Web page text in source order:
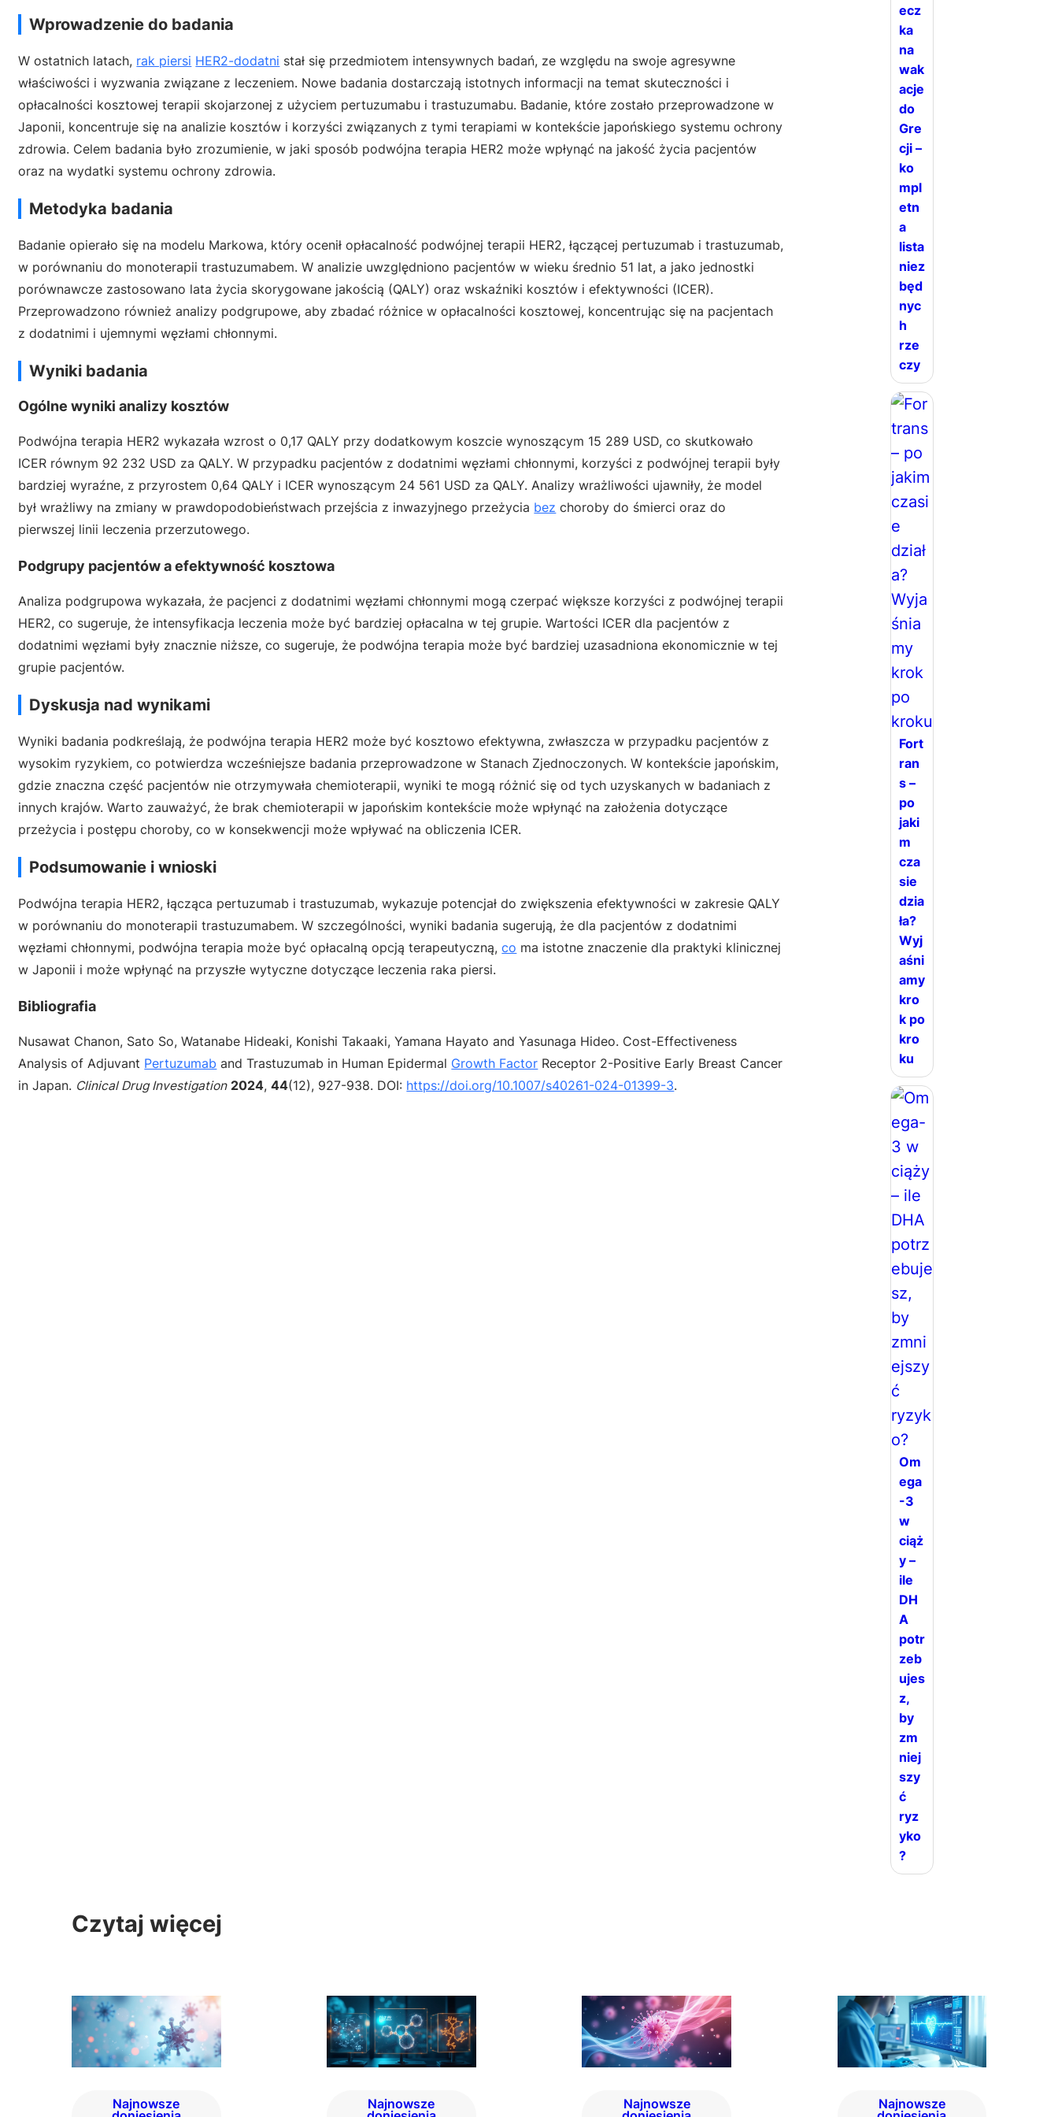
Wprowadzenie do badania
W ostatnich latach, rak piersi HER2-dodatni stał się przedmiotem intensywnych badań, ze względu na swoje agresywne
właściwości i wyzwania związane z leczeniem. Nowe badania dostarczają istotnych informacji na temat skuteczności i
opłacalności kosztowej terapii skojarzonej z użyciem pertuzumabu i trastuzumabu. Badanie, które zostało przeprowadzone w
Japonii, koncentruje się na analizie kosztów i korzyści związanych z tymi terapiami w kontekście japońskiego systemu ochrony
zdrowia. Celem badania było zrozumienie, w jaki sposób podwójna terapia HER2 może wpłynąć na jakość życia pacjentów
oraz na wydatki systemu ochrony zdrowia.
Metodyka badania
Badanie opierało się na modelu Markowa, który ocenił opłacalność podwójnej terapii HER2, łączącej pertuzumab i trastuzumab,
w porównaniu do monoterapii trastuzumabem. W analizie uwzględniono pacjentów w wieku średnio 51 lat, a jako jednostki
porównawcze zastosowano lata życia skorygowane jakością (QALY) oraz wskaźniki kosztów i efektywności (ICER).
Przeprowadzono również analizy podgrupowe, aby zbadać różnice w opłacalności kosztowej, koncentrując się na pacjentach
z dodatnimi i ujemnymi węzłami chłonnymi.
Wyniki badania
Ogólne wyniki analizy kosztów
Podwójna terapia HER2 wykazała wzrost o 0,17 QALY przy dodatkowym koszcie wynoszącym 15 289 USD, co skutkowało
ICER równym 92 232 USD za QALY. W przypadku pacjentów z dodatnimi węzłami chłonnymi, korzyści z podwójnej terapii były
bardziej wyraźne, z przyrostem 0,64 QALY i ICER wynoszącym 24 561 USD za QALY. Analizy wrażliwości ujawniły, że model
był wrażliwy na zmiany w prawdopodobieństwach przejścia z inwazyjnego przeżycia bez choroby do śmierci oraz do
pierwszej linii leczenia przerzutowego.
Podgrupy pacjentów a efektywność kosztowa
Analiza podgrupowa wykazała, że pacjenci z dodatnimi węzłami chłonnymi mogą czerpać większe korzyści z podwójnej terapii
HER2, co sugeruje, że intensyfikacja leczenia może być bardziej opłacalna w tej grupie. Wartości ICER dla pacjentów z
dodatnimi węzłami były znacznie niższe, co sugeruje, że podwójna terapia może być bardziej uzasadniona ekonomicznie w tej
grupie pacjentów.
Dyskusja nad wynikami
Wyniki badania podkreślają, że podwójna terapia HER2 może być kosztowo efektywna, zwłaszcza w przypadku pacjentów z
wysokim ryzykiem, co potwierdza wcześniejsze badania przeprowadzone w Stanach Zjednoczonych. W kontekście japońskim,
gdzie znaczna część pacjentów nie otrzymywała chemioterapii, wyniki te mogą różnić się od tych uzyskanych w badaniach z
innych krajów. Warto zauważyć, że brak chemioterapii w japońskim kontekście może wpłynąć na założenia dotyczące
przeżycia i postępu choroby, co w konsekwencji może wpływać na obliczenia ICER.
Podsumowanie i wnioski
Podwójna terapia HER2, łącząca pertuzumab i trastuzumab, wykazuje potencjał do zwiększenia efektywności w zakresie QALY
w porównaniu do monoterapii trastuzumabem. W szczególności, wyniki badania sugerują, że dla pacjentów z dodatnimi
węzłami chłonnymi, podwójna terapia może być opłacalną opcją terapeutyczną,co ma istotne znaczenie dla praktyki klinicznej
w Japonii i może wpłynąć na przyszłe wytyczne dotyczące leczenia raka piersi.
Bibliografia
Nusawat Chanon, Sato So, Watanabe Hideaki, Konishi Takaaki, Yamana Hayato and Yasunaga Hideo. Cost-Effectiveness
Analysis of Adjuvant Pertuzumab and Trastuzumab in Human Epidermal Growth Factor Receptor 2-Positive Early Breast Cancer
in Japan. Clinical Drug Investigation 2024,44(12), 927-938. DOI: https://doi.org/10.1007/s40261-024-01399-3.
ecz
ka
na
wak
acje
do
Gre
cji –
ko
mpl
etn
a
lista
niez
będ
nyc
h
rze
czy
Fort
ran
s –
po
jaki
m
cza
sie
dzia
ła?
Wyj
aśni
amy
kro
k po
kro
ku
Om
ega
-3
w
ciąż
y –
ile
DH
A
potr
zeb
ujes
z,
by
zm
niej
szy
ć
ryz
yko
?
Czytaj więcej
Najnowsze Najnowsze Najnowsze Najnowsze